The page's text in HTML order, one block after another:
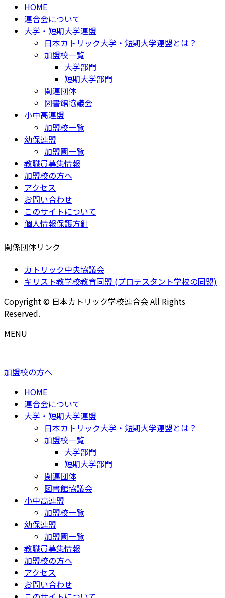
HOME
連合会について
大学・短期大学連盟
日本カトリック大学・短期大学連盟とは？
加盟校一覧
大学部門
短期大学部門
関連団体
図書館協議会
小中高連盟
加盟校一覧
幼保連盟
加盟園一覧
教職員募集情報
加盟校の方へ
アクセス
お問い合わせ
このサイトについて
個人情報保護方針
関係団体リンク
カトリック中央協議会
キリスト教学校教育同盟 (プロテスタント学校の同盟)
Copyright © 日本カトリック学校連合会 All Rights
Reserved.
MENU
加盟校の方へ
HOME
連合会について
大学・短期大学連盟
日本カトリック大学・短期大学連盟とは？
加盟校一覧
大学部門
短期大学部門
関連団体
図書館協議会
小中高連盟
加盟校一覧
幼保連盟
加盟園一覧
教職員募集情報
加盟校の方へ
アクセス
お問い合わせ